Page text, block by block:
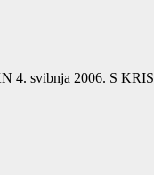
svibnja 2006. S